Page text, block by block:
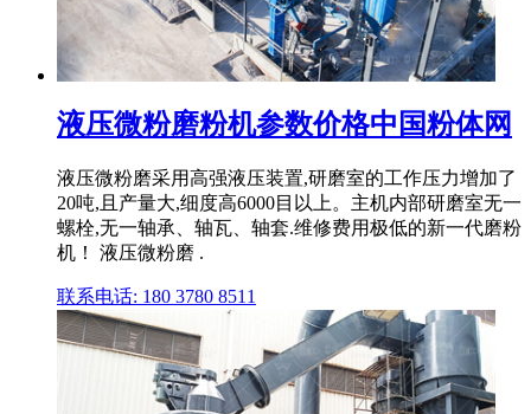
液压微粉磨粉机参数价格中国粉体网
液压微粉磨采用高强液压装置,研磨室的工作压力增加了
20吨,且产量大,细度高6000目以上。主机内部研磨室无一
螺栓,无一轴承、轴瓦、轴套.维修费用极低的新一代磨粉
机！ 液压微粉磨 .
联系电话: 180 3780 8511